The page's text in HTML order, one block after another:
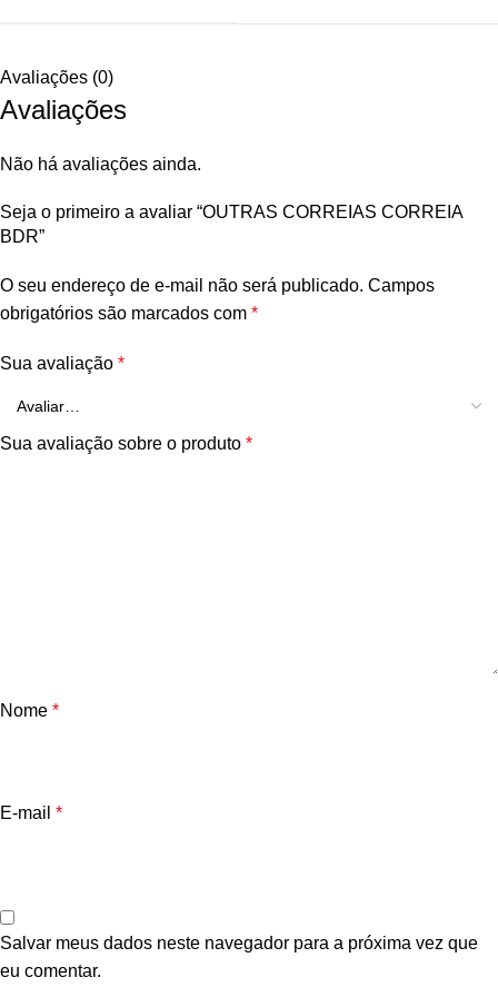
Avaliações (0)
Avaliações
Não há avaliações ainda.
Seja o primeiro a avaliar “OUTRAS CORREIAS CORREIA
BDR”
O seu endereço de e-mail não será publicado. Campos
obrigatórios são marcados com *
Sua avaliação *
Sua avaliação sobre o produto *
Nome *
E-mail *
Salvar meus dados neste navegador para a próxima vez que
eu comentar.